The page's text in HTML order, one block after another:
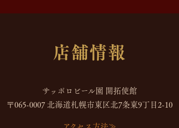
店舗情報
サッポロビール園 開拓使館
〒065-0007 北海道札幌市東区北7条東9丁目2-10